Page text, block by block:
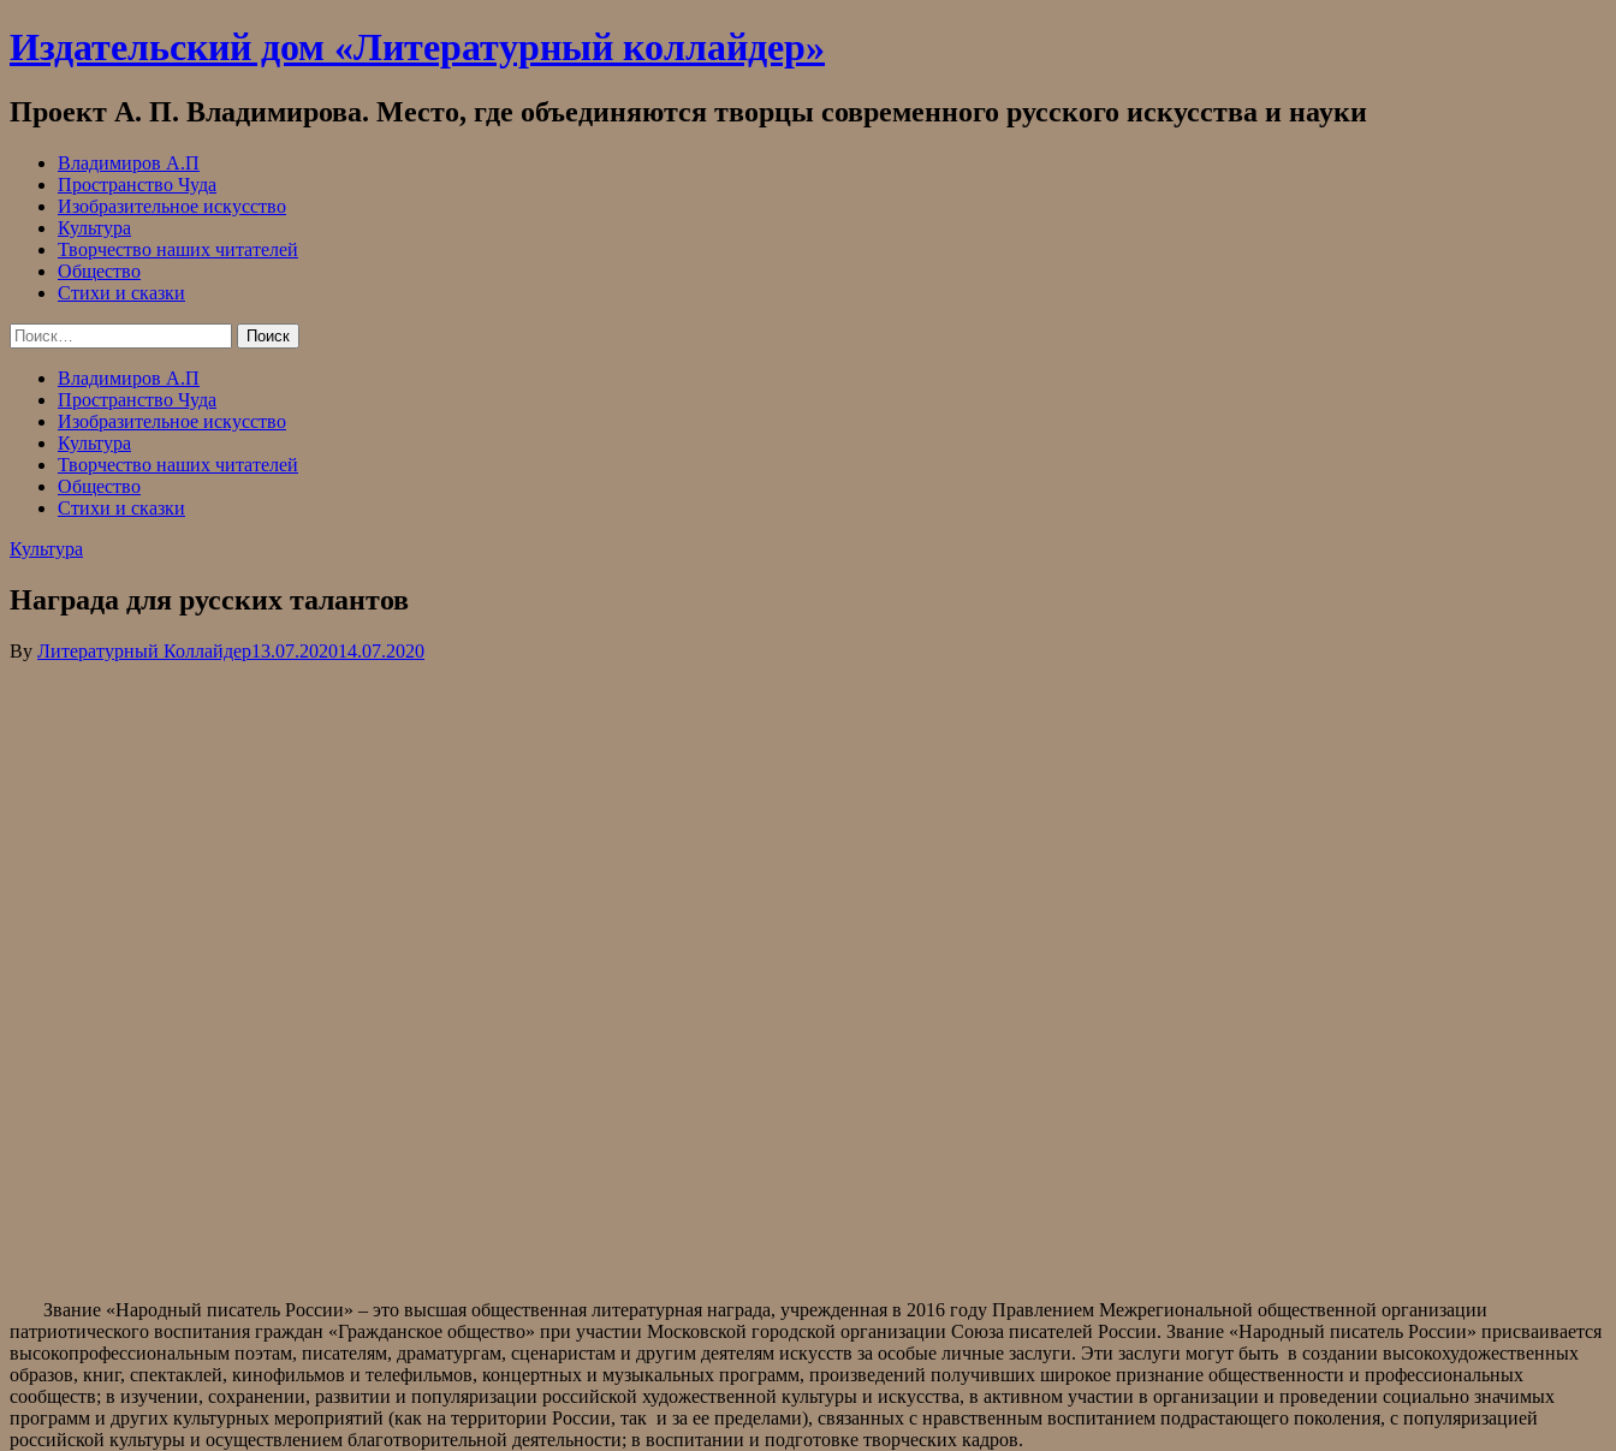
Skip
to
Издательский дом «Литературный коллайдер»
Проект А. П. Владимирова. Место, где объединяются творцы современного русского искусства и науки
Владимиров А.П
Пространство Чуда
Изобразительное искусство
Культура
Творчество наших читателей
Общество
Стихи и сказки
Найти:
Владимиров А.П
Пространство Чуда
Изобразительное искусство
Культура
Творчество наших читателей
Общество
Стихи и сказки
Культура
Награда для русских талантов
By Литературный Коллайдер13.07.202014.07.2020
Звание «Народный писатель России» – это высшая общественная литературная награда, учрежденная в 2016 году Правлением Межрегиональной общественной организации
патриотического воспитания граждан «Гражданское общество» при участии Московской городской организации Союза писателей России. Звание «Народный писатель России» присваивается
высокопрофессиональным поэтам, писателям, драматургам, сценаристам и другим деятелям искусств за особые личные заслуги. Эти заслуги могут быть в создании высокохудожественных
образов, книг, спектаклей, кинофильмов и телефильмов, концертных и музыкальных программ, произведений получивших широкое признание общественности и профессиональных
сообществ; в изучении, сохранении, развитии и популяризации российской художественной культуры и искусства, в активном участии в организации и проведении социально значимых
программ и других культурных мероприятий (как на территории России, так и за ее пределами), связанных с нравственным воспитанием подрастающего поколения, с популяризацией
российской культуры и осуществлением благотворительной деятельности; в воспитании и подготовке творческих кадров.